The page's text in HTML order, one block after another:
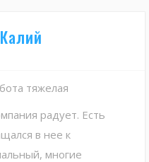
тяжелая
радует. Есть
в нее к
многие